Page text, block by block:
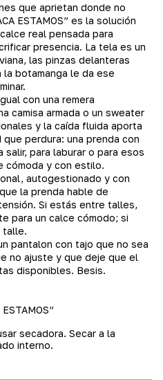
que aprietan donde no
ESTAMOS” es la solución
real pensada para
presencia. La tela es un
las pinzas delanteras
botamanga le da ese
con una remera
camisa armada o un sweater
y la caída fluida aporta
perdura: una prenda con
para laburar o para esos
cómoda y con estilo.
autogestionado y con
la prenda hable de
Si estás entre talles,
para un calce cómodo; si
talle.
pantalon con tajo que no sea
no ajuste y que deje que el
disponibles. Besis.
secadora. Secar a la
interno.